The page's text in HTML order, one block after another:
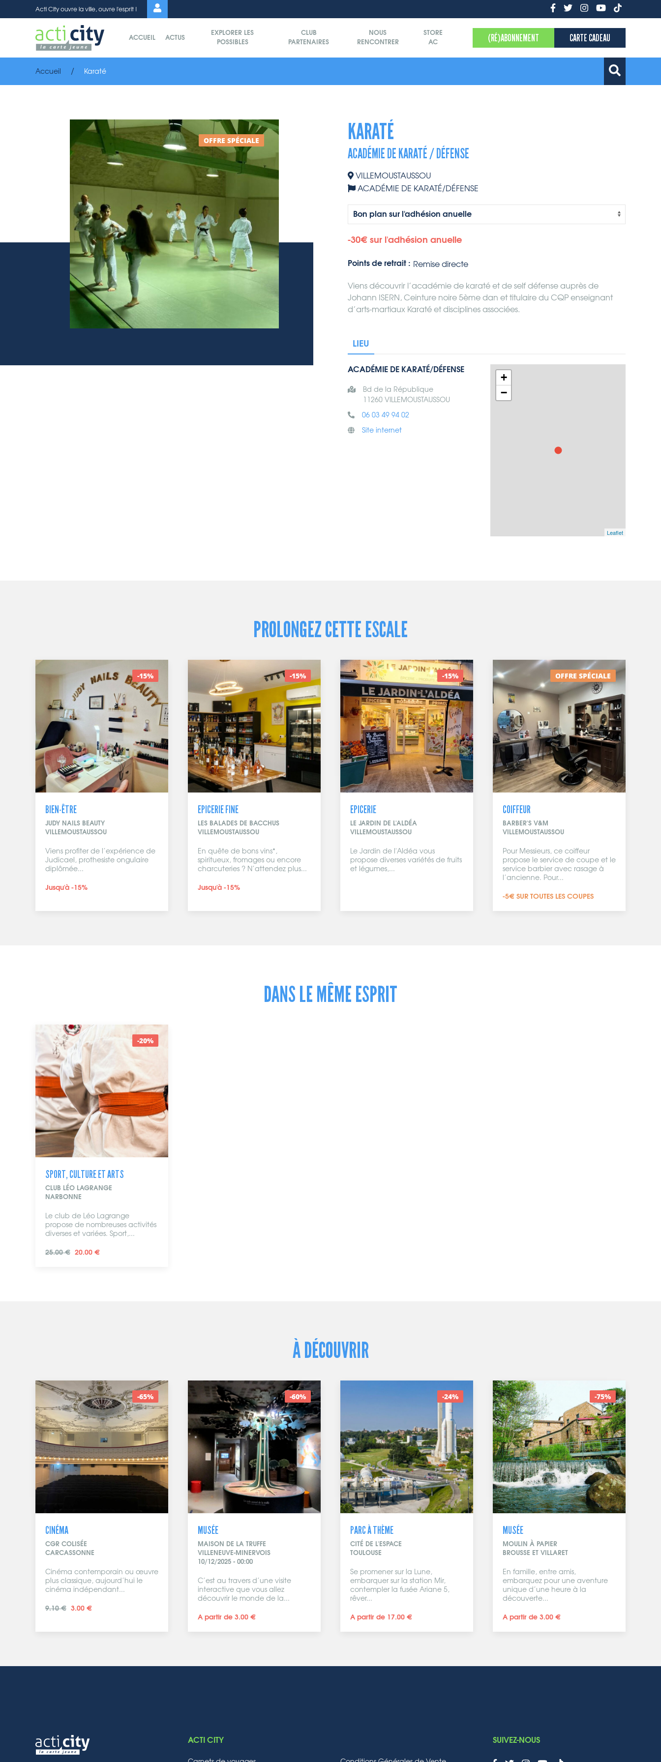
Acti City ouvre la ville, ouvre l'esprit !
ACCUEIL ACTUS
EXPLORER LES
POSSIBLES
CLUB
PARTENAIRES
NOUS
RENCONTRER
STORE
AC
(RÉ)ABONNEMENT CARTE CADEAU
Accueil Karaté
OFFRE SPÉCIALE KARATÉ
ACADÉMIE DE KARATÉ / DÉFENSE
VILLEMOUSTAUSSOU
ACADÉMIE DE KARATÉ/DÉFENSE
-30€ sur l'adhésion anuelle
Points de retrait : Remise directe
Viens découvrir l’académie de karaté et de self défense auprès de
Johann ISERN, Ceinture noire 5ème dan et titulaire du CQP enseignant
d’arts-martiaux Karaté et disciplines associées.
LIEU
ACADÉMIE DE KARATÉ/DÉFENSE
Bd de la République
11260 VILLEMOUSTAUSSOU
06 03 49 94 02
Site internet
+
−
Leaflet
PROLONGEZ CETTE ESCALE
-15%
BIEN-ÊTRE
JUDY NAILS BEAUTY
VILLEMOUSTAUSSOU
Viens profiter de l’expérience de
Judicael, prothesiste ongulaire
diplômée...
Jusqu'à -15%
-15%
EPICERIE FINE
LES BALADES DE BACCHUS
VILLEMOUSTAUSSOU
En quête de bons vins*,
spiritueux, fromages ou encore
charcuteries ? N’attendez plus...
Jusqu'à -15%
-15%
EPICERIE
LE JARDIN DE L'ALDÉA
VILLEMOUSTAUSSOU
Le Jardin de l'Aldéa vous
propose diverses variétés de fruits
et légumes,...
OFFRE SPÉCIALE
COIFFEUR
BARBER'S V&M
VILLEMOUSTAUSSOU
Pour Messieurs, ce coiffeur
propose le service de coupe et le
service barbier avec rasage à
l’ancienne. Pour...
-5€ SUR TOUTES LES COUPES
DANS LE MÊME ESPRIT
-20%
SPORT, CULTURE ET ARTS
CLUB LÉO LAGRANGE
NARBONNE
Le club de Léo Lagrange
propose de nombreuses activités
diverses et variées. Sport,...
25.00 € 20.00 €
À DÉCOUVRIR
-65%
CINÉMA
CGR COLISÉE
CARCASSONNE
Cinéma contemporain ou œuvre
plus classique, aujourd’hui le
cinéma indépendant...
9.10 € 3.00 €
-60%
MUSÉE
MAISON DE LA TRUFFE
VILLENEUVE-MINERVOIS
10/12/2025 - 00:00
C’est au travers d’une visite
interactive que vous allez
découvrir le monde de la...
A partir de 3.00 €
-24%
PARC À THÈME
CITÉ DE L'ESPACE
TOULOUSE
Se promener sur la Lune,
embarquer sur la station Mir,
contempler la fusée Ariane 5,
rêver...
A partir de 17.00 €
-75%
MUSÉE
MOULIN À PAPIER
BROUSSE ET VILLARET
En famille, entre amis,
embarquez pour une aventure
unique d’une heure à la
découverte...
A partir de 3.00 €
ACTI CITY SUIVEZ-NOUS
Panneau de gestion des cookies